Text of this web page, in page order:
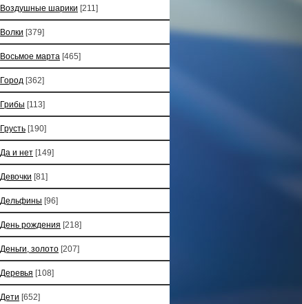
Воздушные шарики [211]
Волки [379]
Восьмое марта [465]
Город [362]
Грибы [113]
Грусть [190]
Да и нет [149]
Девочки [81]
Дельфины [96]
День рождения [218]
Деньги, золото [207]
Деревья [108]
Дети [652]